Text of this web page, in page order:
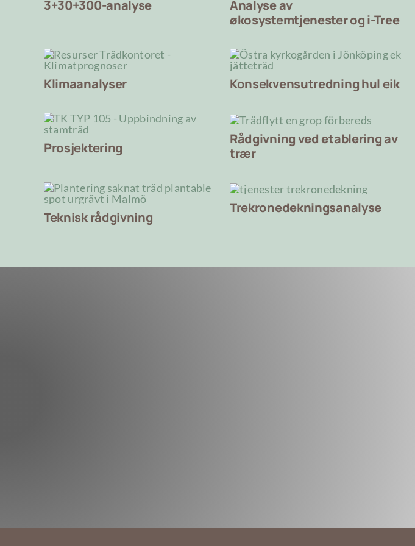
3+30+300-analyse
Analyse av
økosystemtjenester og i-Tree
Klimaanalyser Konsekvensutredning hul eik
Prosjektering
Rådgivning ved etablering av
trær
Teknisk rådgivning
Trekronedekningsanalyse